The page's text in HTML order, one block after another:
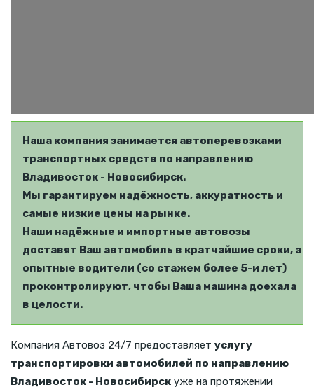
Наша компания занимается автоперевозками
транспортных средств по направлению
Владивосток - Новосибирск.
Мы гарантируем надёжность, аккуратность и
самые низкие цены на рынке.
Наши надёжные и импортные автовозы
доставят Ваш автомобиль в кратчайшие сроки, а
опытные водители (со стажем более 5-и лет)
проконтролируют, чтобы Ваша машина доехала
в целости.
Компания Автовоз 24/7 предоставляет услугу
транспортировки автомобилей по направлению
Владивосток - Новосибирск уже на протяжении